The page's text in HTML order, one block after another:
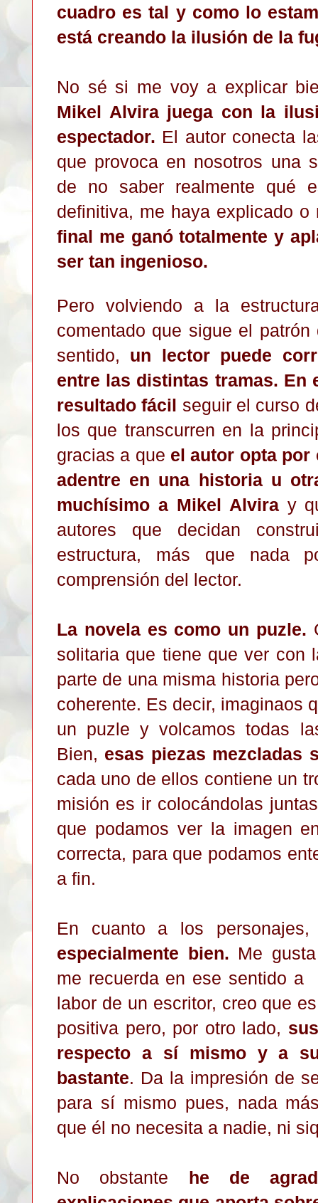
cuadro es tal y como lo
está creando la ilusión de la
No sé si me voy a explicar
Mikel Alvira juega con la
espectador. El autor conecta
que provoca en nosotros una
de no saber realmente qué
definitiva, me haya explicado
final me ganó totalmente y
ser tan ingenioso.
Pero volviendo a la
comentado que sigue el
sentido, un lector puede
entre las distintas tramas. En
resultadofácil seguir el curso
los que transcurren en la
gracias a que el autor opta por
adentre en una historia u
muchísimo a Mikel Alviray
autores que decidan
estructura, más que nada
comprensión del lector.
La novela es como un puzle.
solitaria que tiene que ver con
parte de una misma historia
coherente. Es decir, imaginaos
un puzle y volcamos todas
Bien, esas piezas mezcladas
cada uno de ellos contiene un
misión es ir colocándolas
que podamos ver la imagen
correcta, para que podamos
a fin.
En cuanto a los
especialmente bien. Me
me recuerda en ese sentido
labor de un escritor, creo que
positiva pero, por otro lado,
respecto a sí mismo y a
bastante. Da la impresión de
para sí mismo pues, nada
que él no necesita a nadie, ni
No obstante he de